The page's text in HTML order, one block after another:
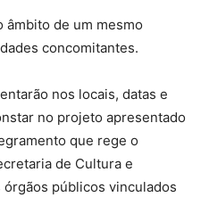
âmbito de um mesmo
concomitantes.
nos locais, datas e
no projeto apresentado
que rege o
de Cultura e
órgãos públicos vinculados